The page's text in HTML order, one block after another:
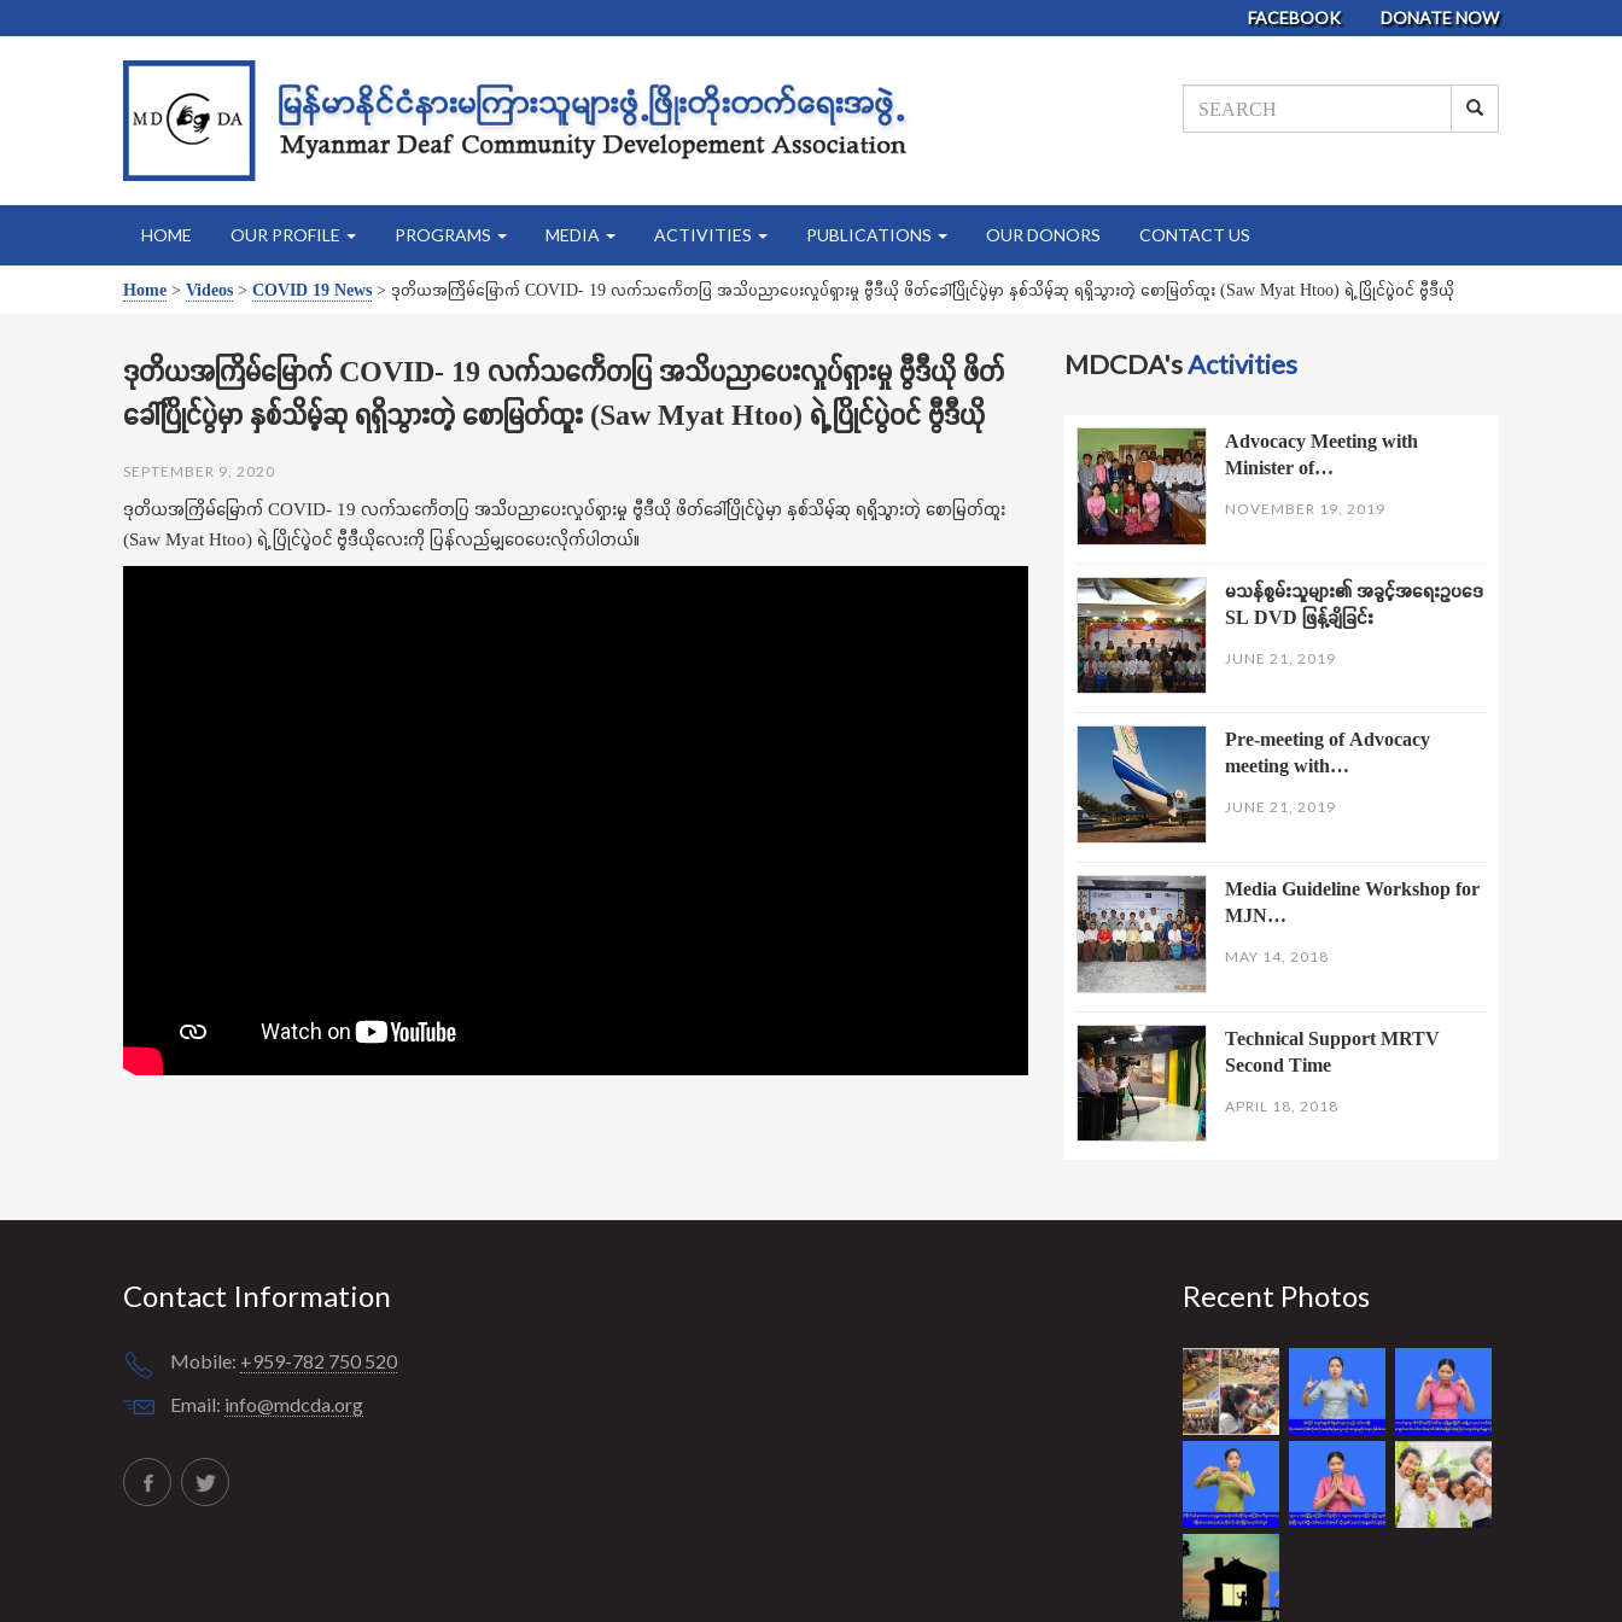
FACEBOOK DONATE NOW
HOME OUR PROFILE PROGRAMS MEDIA ACTIVITIES PUBLICATIONS OUR DONORS CONTACT US
Home > Videos > COVID 19 News > ဒုတိယအကြိမ်မြောက် COVID- 19 လက်သင်္ကေတပြ အသိပညာပေးလှုပ်ရှားမှု ဗွီဒီယို ဖိတ်ခေါ်ပြိုင်ပွဲမှာ နှစ်သိမ့်ဆု ရရှိသွားတဲ့ စောမြတ်ထူး (Saw Myat Htoo) ရဲ့ ပြိုင်ပွဲဝင် ဗွီဒီယို
ဒုတိယအကြိမ်မြောက် COVID- 19 လက်သင်္ကေတပြ အသိပညာပေးလှုပ်ရှားမှု ဗွီဒီယို ဖိတ်
ခေါ်ပြိုင်ပွဲမှာ နှစ်သိမ့်ဆု ရရှိသွားတဲ့ စောမြတ်ထူး (Saw Myat Htoo) ရဲ့ ပြိုင်ပွဲဝင် ဗွီဒီယို
SEPTEMBER 9, 2020
ဒုတိယအကြိမ်မြောက် COVID- 19 လက်သင်္ကေတပြ အသိပညာပေးလှုပ်ရှားမှု ဗွီဒီယို ဖိတ်ခေါ်ပြိုင်ပွဲမှာ နှစ်သိမ့်ဆု ရရှိသွားတဲ့ စောမြတ်ထူး
(Saw Myat Htoo) ရဲ့ ပြိုင်ပွဲဝင် ဗွီဒီယိုလေးကို ပြန်လည်မျှဝေပေးလိုက်ပါတယ်။
MDCDA'sActivities
Advocacy Meeting with
Minister of…
NOVEMBER 19, 2019
မသန်စွမ်းသူများ၏ အခွင့်အရေးဥပဒေ
SL DVD ဖြန့်ချိခြင်း
JUNE 21, 2019
Pre-meeting of Advocacy
meeting with…
JUNE 21, 2019
Media Guideline Workshop for
MJN…
MAY 14, 2018
Technical Support MRTV
Second Time
APRIL 18, 2018
Contact Information
Mobile: +959-782 750 520
Email: info@mdcda.org
Recent Photos